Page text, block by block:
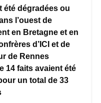
été dégradées ou
l’ouest de
en Bretagne et en
d’ICI et de
de Rennes
14 faits avaient été
un total de 33